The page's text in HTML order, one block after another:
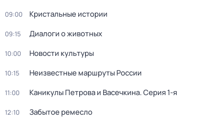
09:00 Кристальные истории
09:15 Диалоги о животных
10:00 Новости культуры
10:15 Неизвестные маршруты России
11:00 Каникулы Петрова и Васечкина. Серия 1-я
12:10 Забытое ремесло